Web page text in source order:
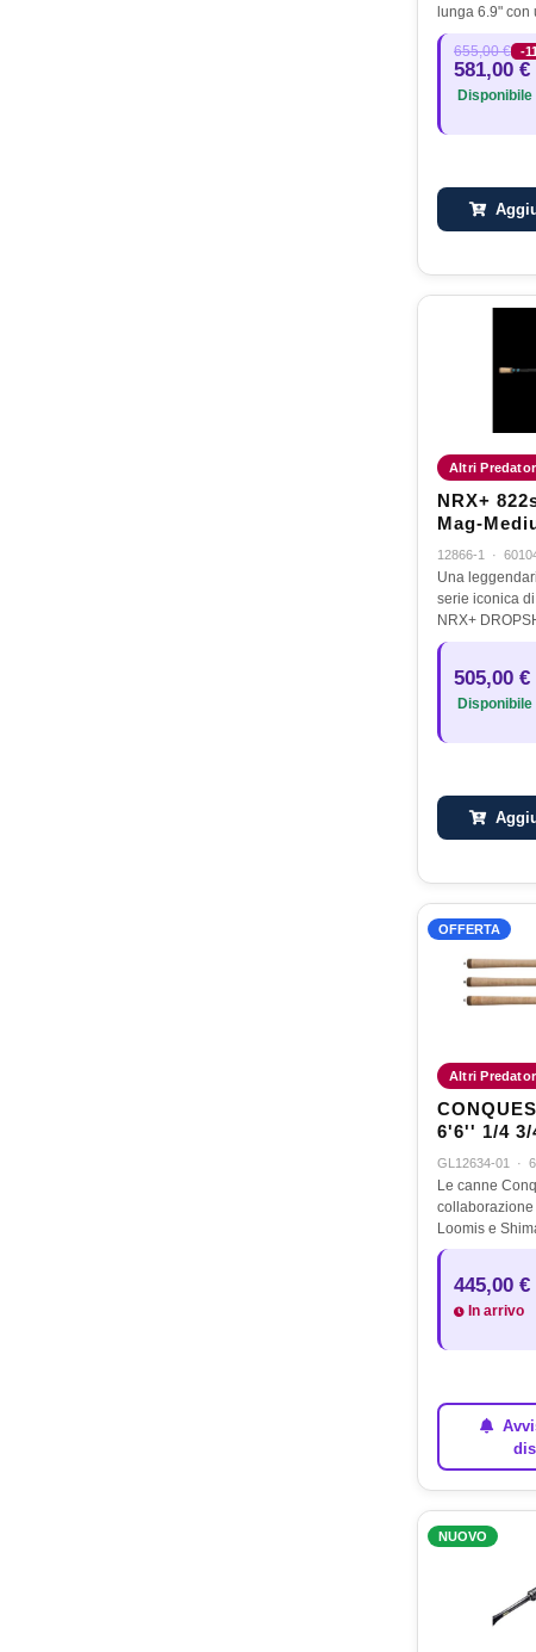
lunga 6.9" con
75 grammi
6.9"ha una
stupefacente,
655,00 € -
581,00 €
Disponibile
Altri
NRX+
Mag-
1PCS - 8-
12866-1 ·
Una
serie iconica
NRX+
quarant'anni di
le esigenze di
505,00 €
Disponibile
OFFERTA
Altri
6'6'' 1/4 3/
GL12634-01 ·
Le canne
collaborazione
Loomis e
l’iconica
tecnologia
canna…
445,00 €
In arrivo
NUOVO